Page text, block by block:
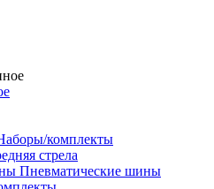
комплекты
стрела
Пневматические шины